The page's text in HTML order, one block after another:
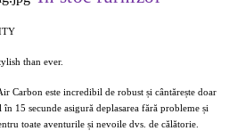
than ever.
Carbon este incredibil de robust și cântărește doar
15 secunde asigură deplasarea fără probleme și
toate aventurile și nevoile dvs. de călătorie.